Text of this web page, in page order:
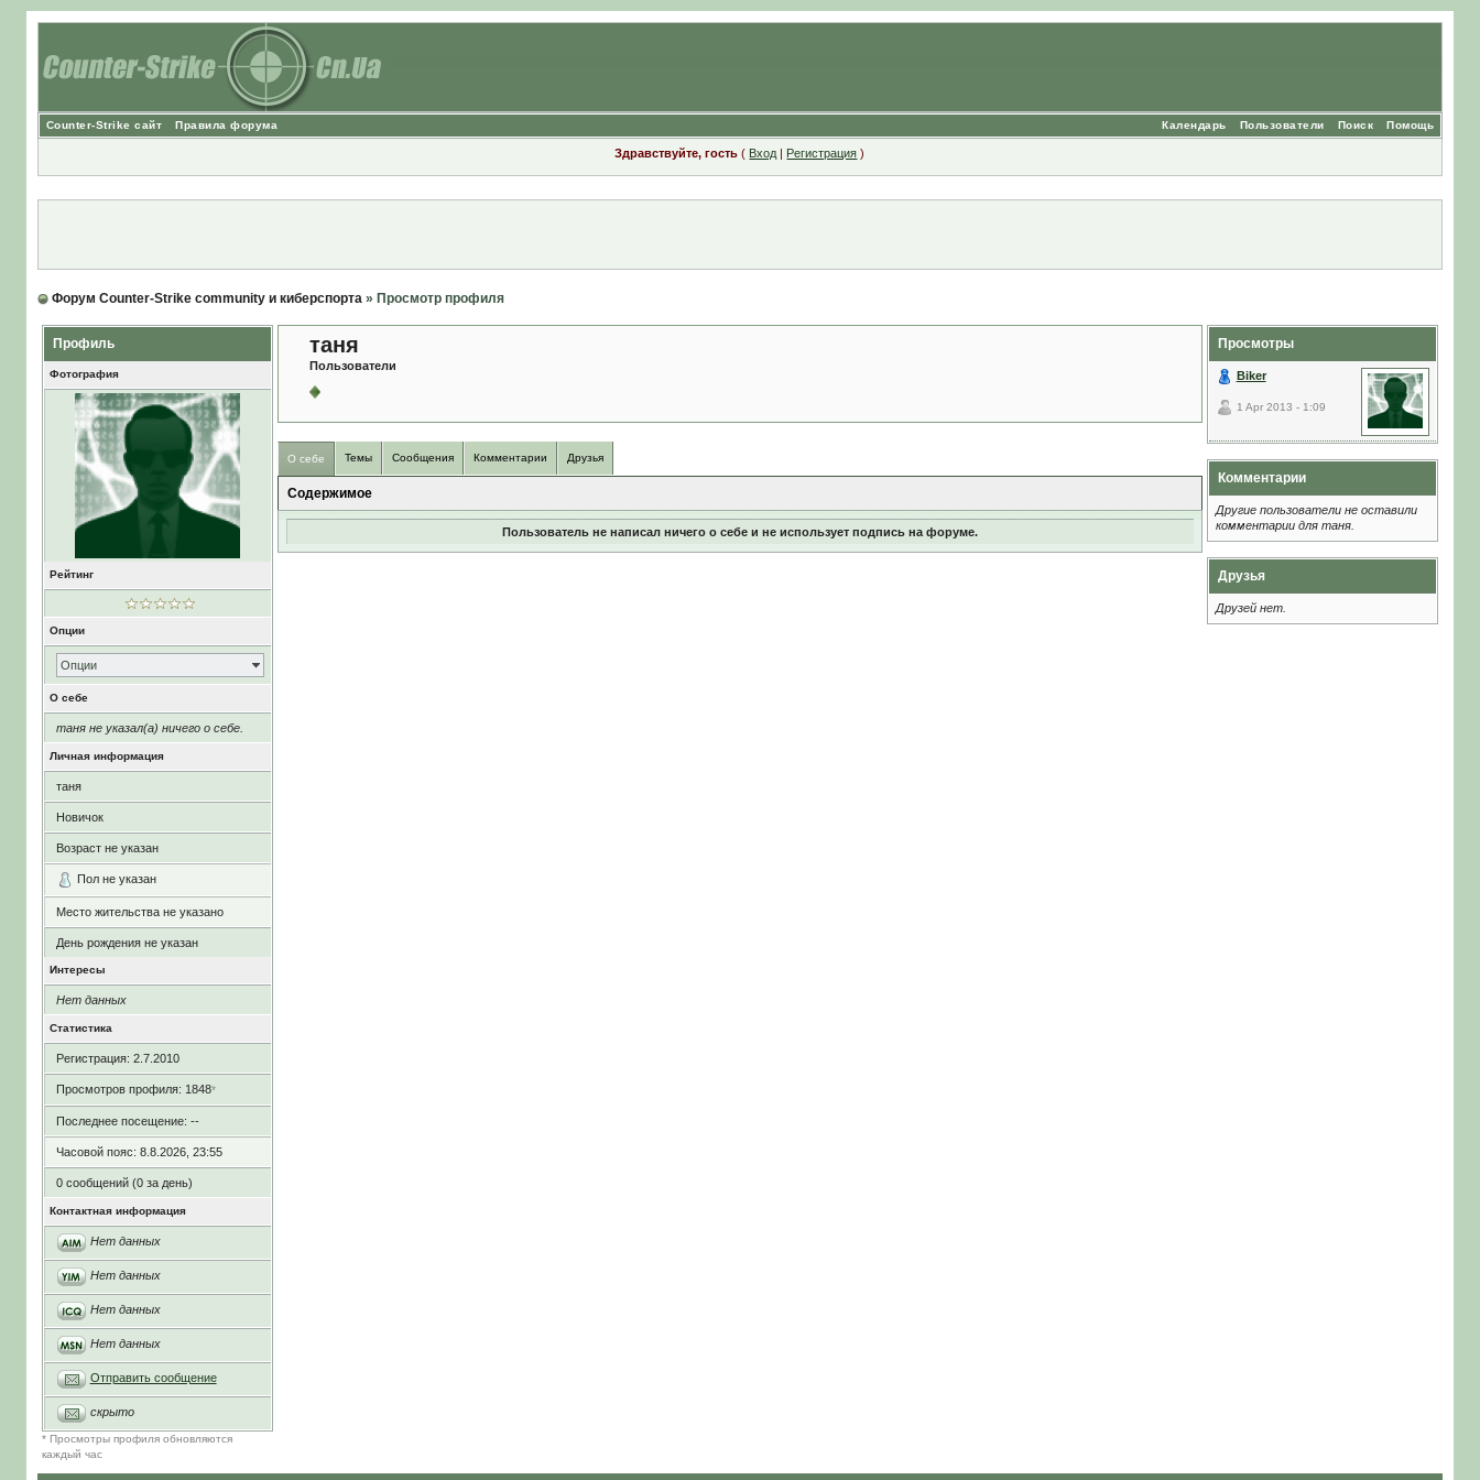
Counter-Strike сайт Правила форума Помощь
Поиск
Пользователи
Календарь
Здравствуйте, гость ( Вход | Регистрация )
Форум Counter-Strike community и киберспорта» Просмотр профиля
Профиль
Фотография
Рейтинг
Опции
Опции
О себе
таня не указал(а) ничего о себе.
Личная информация
таня
Новичок
Возраст не указан
Пол не указан
Место жительства не указано
День рождения не указан
Интересы
Нет данных
Статистика
Регистрация: 2.7.2010
Просмотров профиля: 1848*
Последнее посещение: --
Часовой пояс: 8.8.2026, 23:55
0 сообщений (0 за день)
Контактная информация
Нет данных
Нет данных
Нет данных
Нет данных
Отправить сообщение
скрыто
* Просмотры профиля обновляются
каждый час
таня
Пользователи
О себе Темы Сообщения Комментарии Друзья
Содержимое
Пользователь не написал ничего о себе и не использует подпись на форуме.
Просмотры
Biker
1 Apr 2013 - 1:09
Комментарии
Другие пользователи не оставили
комментарии для таня.
Друзья
Друзей нет.